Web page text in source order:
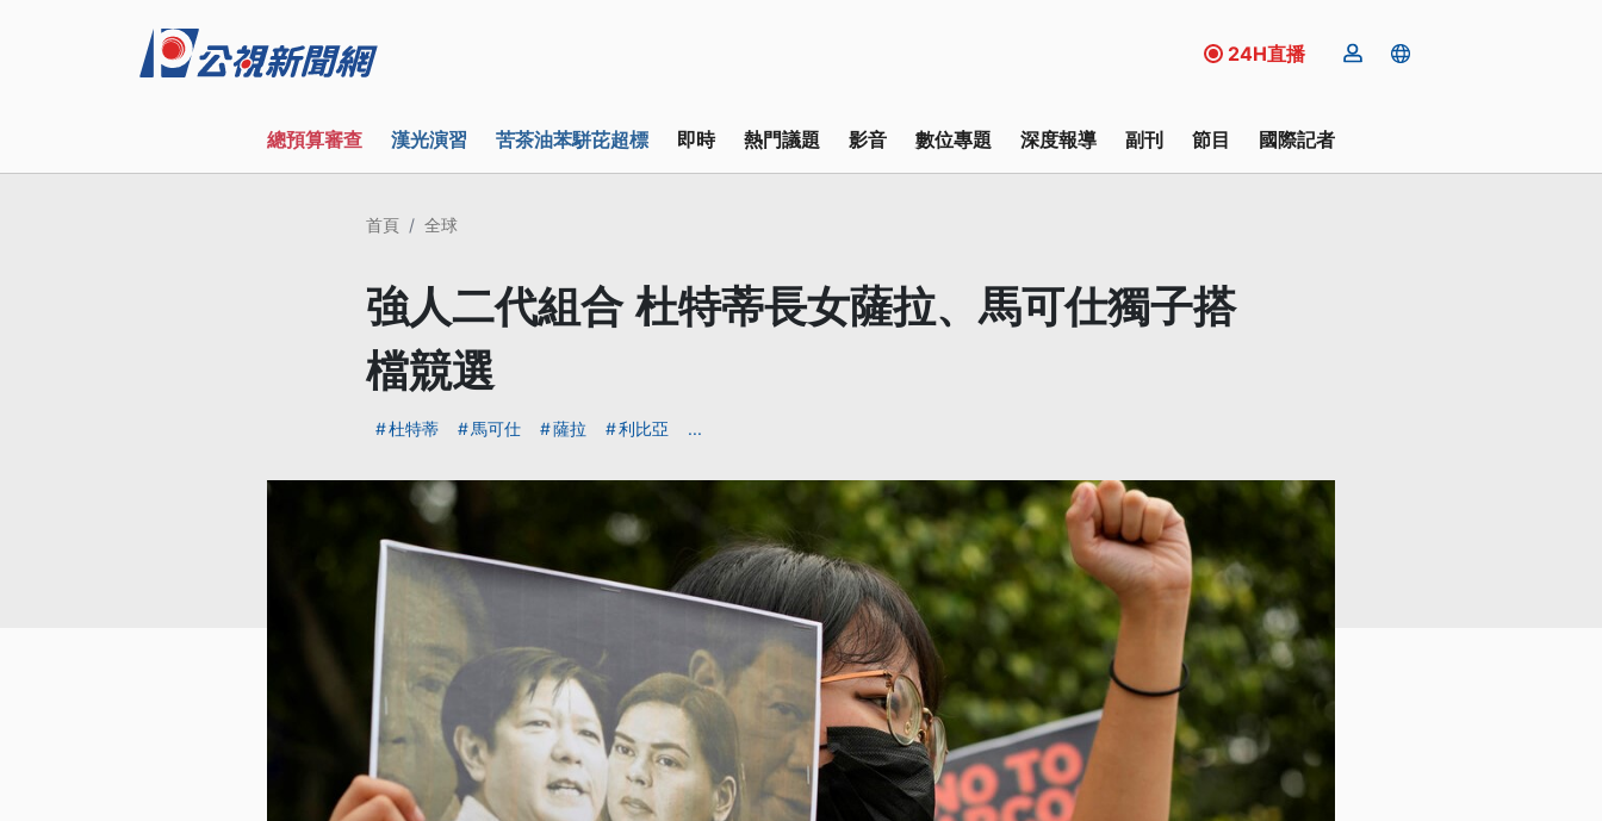
24H直播
總預算審查 漢光演習 苦茶油苯駢芘超標 即時 熱門議題 影音 數位專題 深度報導 副刊 節目 國際記者
首頁 全球
強人二代組合 杜特蒂長女薩拉、馬可仕獨子搭
檔競選
杜特蒂 馬可仕 薩拉 利比亞 ...